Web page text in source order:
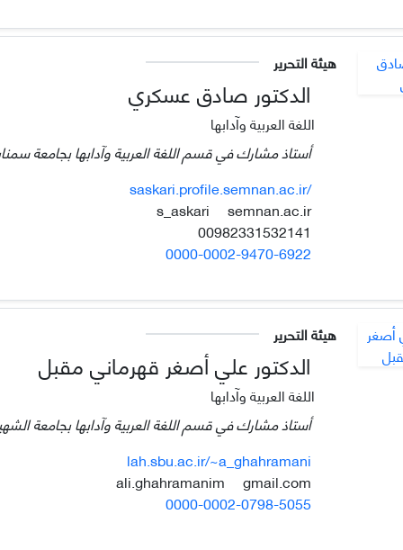
هيئة التحرير
الدكتور صادق عسكري
اللغة العربية وآدابها
أستاذ مشارك في قسم اللغة العربية وآدابها بجامعة
saskari.profile.semnan.ac.ir/
s_askari
semnan.ac.ir
0000-0002-9470-6922
هيئة التحرير
الدكتور علي أصغر قهرماني مقبل
اللغة العربية وآدابها
أستاذ مشارك في قسم اللغة العربية وآدابها بجامعة
lah.sbu.ac.ir/~a_ghahramani
gmail.com
0000-0002-0798-5055